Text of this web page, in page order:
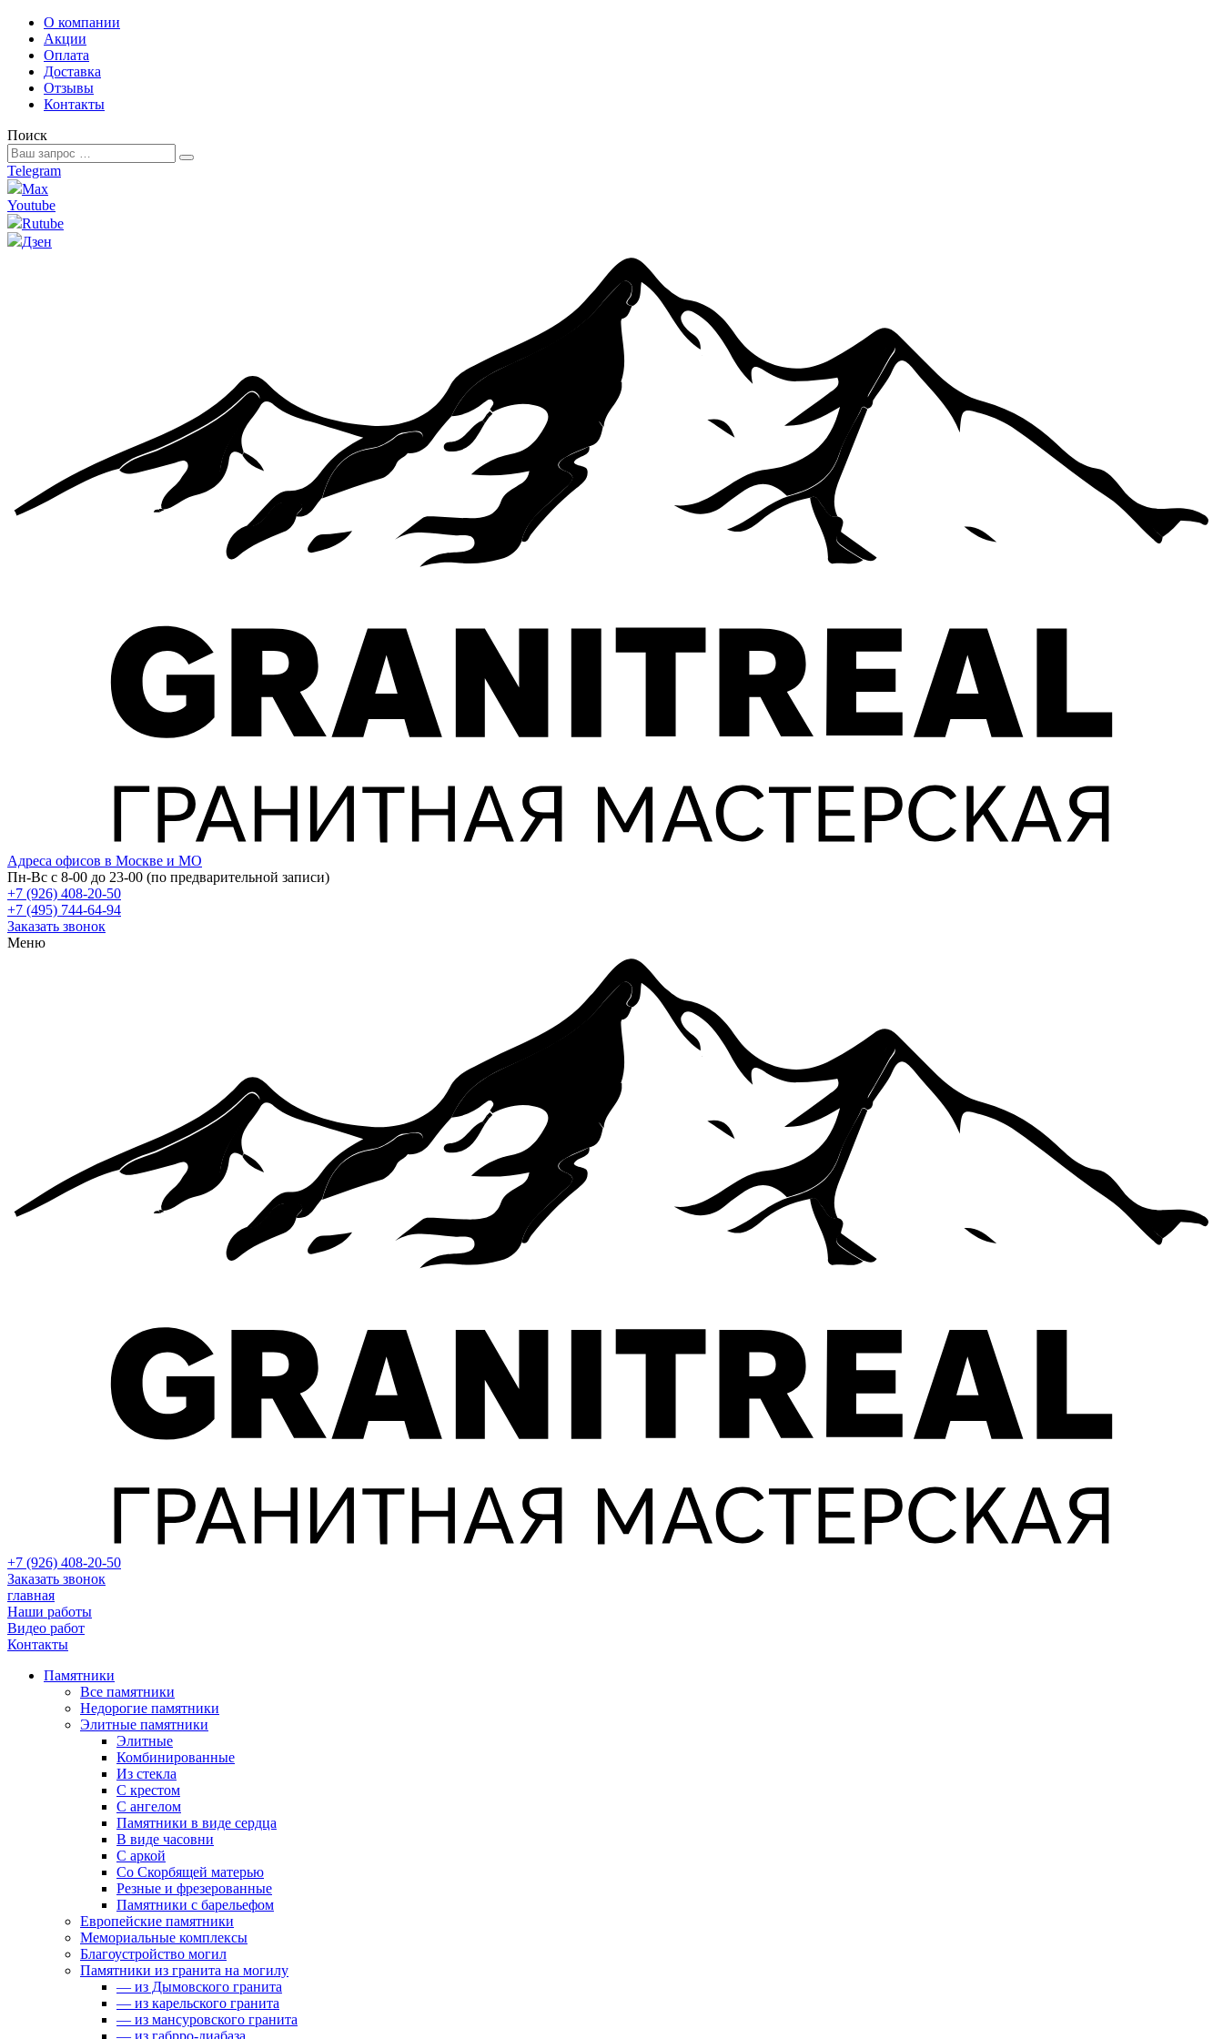
О компании
Акции
Оплата
Доставка
Отзывы
Контакты
Поиск
Telegram
Max
Youtube
Rutube
Дзен
Адреса офисов в Москве и МО
Пн-Вс с 8-00 до 23-00 (по предварительной записи)
+7 (926) 408-20-50
+7 (495) 744-64-94
Заказать звонок
Меню
+7 (926) 408-20-50
Заказать звонок
главная
Наши работы
Видео работ
Контакты
Памятники
Все памятники
Недорогие памятники
Элитные памятники
Элитные
Комбинированные
Из стекла
С крестом
С ангелом
Памятники в виде сердца
В виде часовни
С аркой
Со Скорбящей матерью
Резные и фрезерованные
Памятники с барельефом
Европейские памятники
Мемориальные комплексы
Благоустройство могил
Памятники из гранита на могилу
— из Дымовского гранита
— из карельского гранита
— из мансуровского гранита
— из габрро-диабаза